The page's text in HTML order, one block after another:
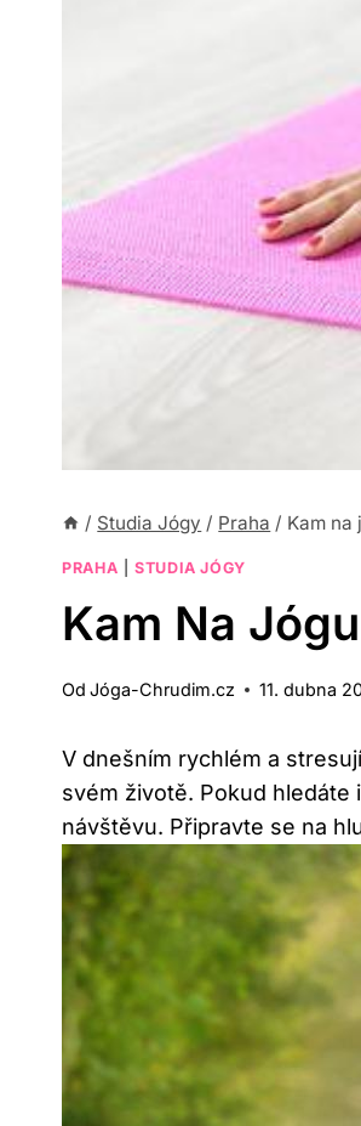
/ Studia Jógy / Praha / Kam na
PRAHA |STUDIA JÓGY
Kam Na
Od Jóga-Chrudim.cz 11. dubna
V dnešním rychlém a
svém životě. Pokud hledáte
návštěvu. Připravte se na